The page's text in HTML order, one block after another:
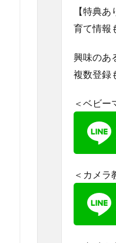
【特典
育て情報
興味のあ
複数登録
＜ベビー
＜カメラ